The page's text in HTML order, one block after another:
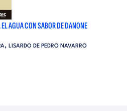
AGUA CON SABOR DE DANONE
, LISARDO DE PEDRO NAVARRO